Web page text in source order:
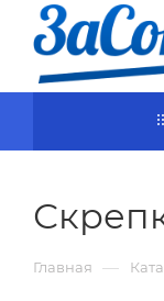
Главная —